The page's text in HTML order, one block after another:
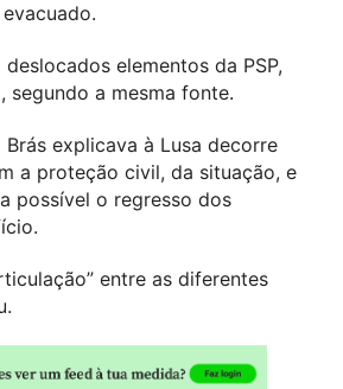
elementos da PSP,
segundo a mesma fonte.
Brás explicava à Lusa decorre
a proteção civil, da situação, e
possível o regresso dos
entre as diferentes